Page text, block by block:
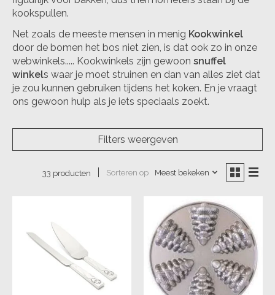
kookspullen.
Net zoals de meeste mensen in menig Kookwinkel
door de bomen het bos niet zien, is dat ook zo in onze
webwinkels..... Kookwinkels zijn gewoon snuffel
winkels waar je moet struinen en dan van alles ziet dat
je zou kunnen gebruiken tijdens het koken. En je vraagt
ons gewoon hulp als je iets speciaals zoekt.
Filters weergeven
33 producten Sorteren op Meest bekeken